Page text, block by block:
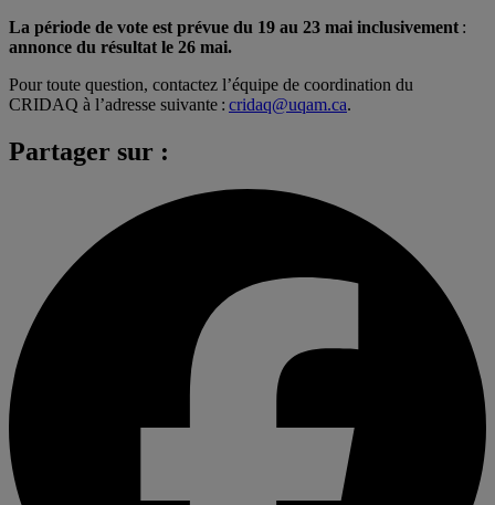
La période de vote est prévue du 19 au 23 mai inclusivement :
annonce du résultat le 26 mai.
Pour toute question, contactez l’équipe de coordination du
CRIDAQ à l’adresse suivante : cridaq@uqam.ca.
Partager sur :